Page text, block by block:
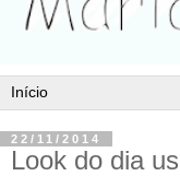
22/11/2014
Look do dia